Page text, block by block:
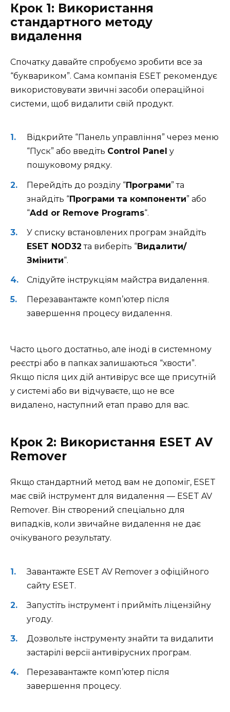
Крок 1: Використання
стандартного методу
видалення
Спочатку давайте спробуємо зробити все за
“буквариком”. Сама компанія ESET рекомендує
використовувати звичні засоби операційної
системи, щоб видалити свій продукт.
Відкрийте “Панель управління” через меню
“Пуск” або введіть Control Panel у
пошуковому рядку.
Перейдіть до розділу “Програми” та
знайдіть “Програми та компоненти” або
“Add or Remove Programs“.
У списку встановлених програм знайдіть
ESET NOD32 та виберіть “Видалити/
Змінити“.
Слідуйте інструкціям майстра видалення.
Перезавантажте комп’ютер після
завершення процесу видалення.
Часто цього достатньо, але іноді в системному
реєстрі або в папках залишаються “хвости”.
Якщо після цих дій антивірус все ще присутній
у системі або ви відчуваєте, що не все
видалено, наступний етап право для вас.
Крок 2: Використання ESET AV
Remover
Якщо стандартний метод вам не допоміг, ESET
має свій інструмент для видалення — ESET AV
Remover. Він створений спеціально для
випадків, коли звичайне видалення не дає
очікуваного результату.
Завантажте ESET AV Remover з офіційного
сайту ESET.
Запустіть інструмент і прийміть ліцензійну
угоду.
Дозвольте інструменту знайти та видалити
застарілі версії антивірусних програм.
Перезавантажте комп’ютер після
завершення процесу.